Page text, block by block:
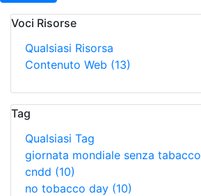
Voci Risorse
Qualsiasi Risorsa
Contenuto Web (13)
Tag
Qualsiasi Tag
giornata mondiale senza tabacco
cndd (10)
no tobacco day (10)